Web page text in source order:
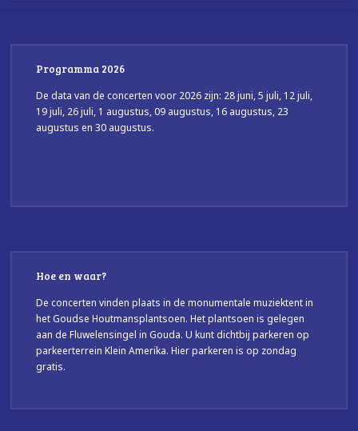
Programma 2026
De data van de concerten voor 2026 zijn: 28 juni, 5 juli, 12 juli,
19 juli, 26 juli, 1 augustus, 09 augustus, 16 augustus, 23
augustus en 30 augustus.
Hoe en waar?
De concerten vinden plaats in de monumentale muziektent in
het Goudse Houtmansplantsoen. Het plantsoen is gelegen
aan de Fluwelensingel in Gouda. U kunt dichtbij parkeren op
parkeerterrein Klein Amerika. Hier parkeren is op zondag
gratis.